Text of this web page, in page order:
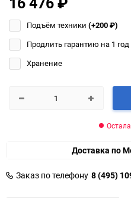
Подъём техники (+200₽)
Продлить гарантию на 1 год
Хранение
Доставка по
Заказ по телефону 8 (495)